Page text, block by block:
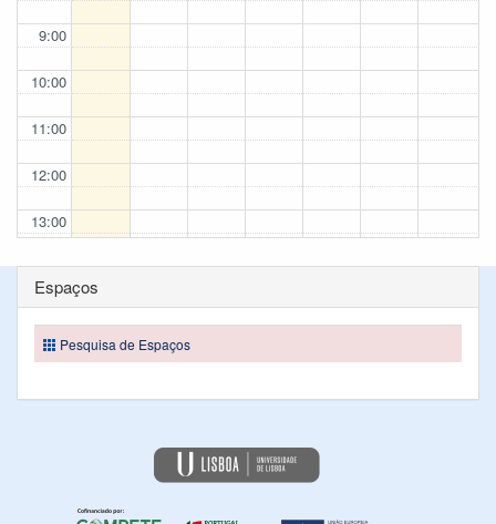
9:00
10:00
11:00
12:00
13:00
14:00
15:00
16:00
17:00
Espaços
Pesquisa de Espaços